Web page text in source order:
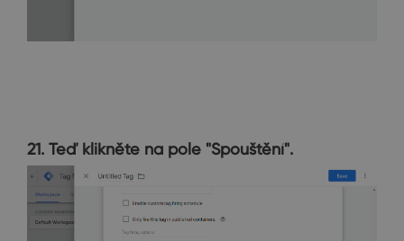
21. Teď klikněte na pole "Spouštění".